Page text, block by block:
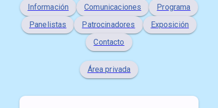
Información
Comunicaciones
Programa
Panelistas
Patrocinadores
Exposición
Contacto
Área privada